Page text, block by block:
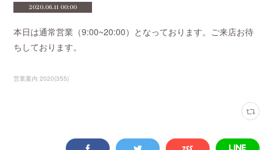
2020.06.11 00:00
本日は通常営業（9:00~20:00）となっております。ご来店お待
ちしております。
営業案内 2020(355)